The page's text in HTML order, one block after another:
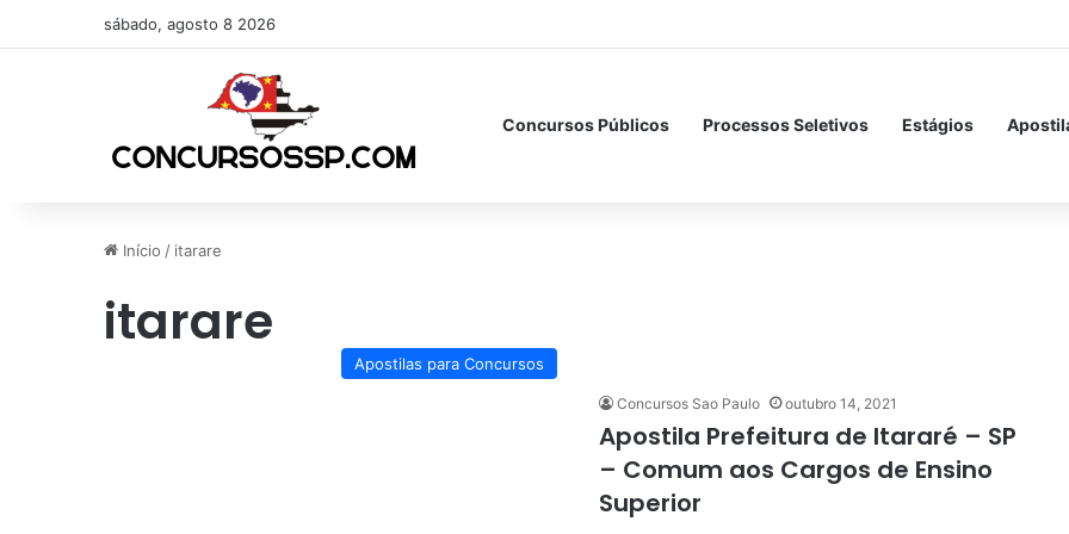
sábado, agosto 8 2026
Concursos Públicos Processos Seletivos Estágios
Início / itarare
itarare
Apostilas para Concursos
Concursos Sao Paulo outubro 14, 2021
Apostila Prefeitura de Itararé – SP
– Comum aos Cargos de Ensino
Superior